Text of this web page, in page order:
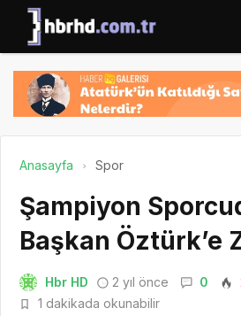
Anasayfa Spor
Şampiyon
Başkan Öztürk’e
Hbr HD 2 yıl önce 0
1 dakikada okunabilir